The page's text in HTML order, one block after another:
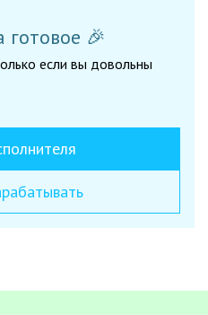
готовое 🎉
если вы довольны